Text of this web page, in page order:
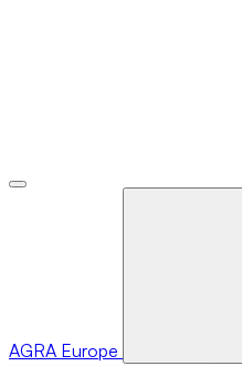
AGRA Europe